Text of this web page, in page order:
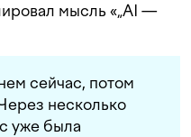
мысль «„AI —
сейчас, потом
несколько
уже была